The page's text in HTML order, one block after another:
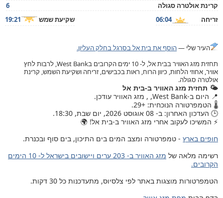
קרינת אולטרה סגולה
6
זריחה
06:04 שקיעת שמש 19:21
העיר שלי —הוסף את בית אל בסרגל בחלק העליון.
תחזית מזג האוויר בבית אל, ל- 10 ימים הקרובים בWest Bank, לרבות לחץ
אוויר, אחוזי הלחות, כיוון הרוח, ראות בכבישים, זריחה ושקיעת השמש, קרינת
אולטרה סגולה.
🌤️ תחזית מזג האוויר ב-בית אל
📍 היום ב-West Bank, , מזג האוויר עודכן.
🌡️ הטמפרטורה הנוכחית: +29.
🕒 העדכון האחרון: ב- 08 אוגוסט 2026, יום שבת, 18:30.
⚡ המשיכו לעקוב אחרי מזג האוויר ב-בית אל! 🌍
חופים בארץ - טמפרטורה ומצב המים בים התיכון, בים סוף ובכנרת.
רשימה מלאה של
מזג האוויר ב- 203 ערים ויישובים בישראל ל- 10 הימים
הקרובים.
הטמפרטורות מוצגות באתר לפי צלסיוס, מתעדכנות כל 30 דקות.